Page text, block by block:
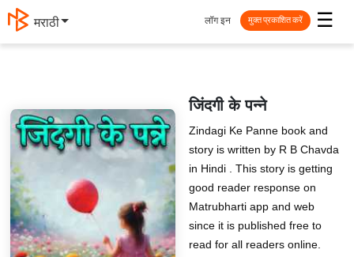
मराठी ☰
लॉग इन मुक्त प्रकाशित करें
जिंदगी के पन्ने
Zindagi Ke Panne book and
story is written by R B Chavda
in Hindi . This story is getting
good reader response on
Matrubharti app and web
since it is published free to
read for all readers online.